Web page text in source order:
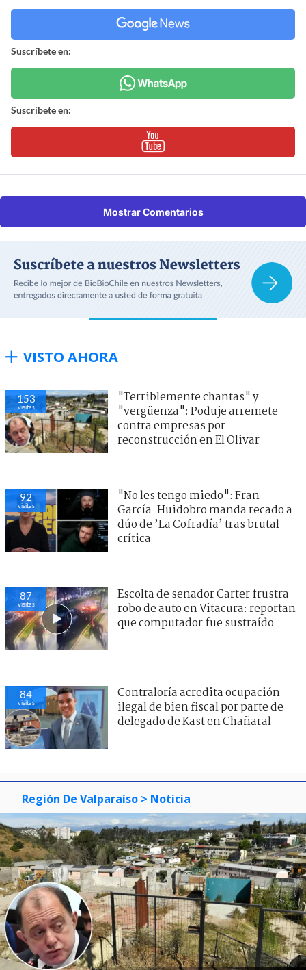
Suscríbete en:
Suscríbete en:
Mostrar Comentarios
VISTO AHORA
153
visitas
"Terriblemente chantas" y
"vergüenza": Poduje arremete
contra empresas por
reconstrucción en El Olivar
92
visitas
"No les tengo miedo": Fran
García-Huidobro manda recado a
dúo de ’La Cofradía’ tras brutal
crítica
87
visitas
Escolta de senador Carter frustra
robo de auto en Vitacura: reportan
que computador fue sustraído
84
visitas
Contraloría acredita ocupación
ilegal de bien fiscal por parte de
delegado de Kast en Chañaral
Región De Valparaíso > Noticia